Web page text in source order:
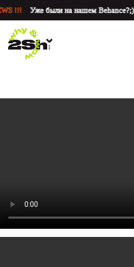
!!! Уже были на нашем Behance?;)